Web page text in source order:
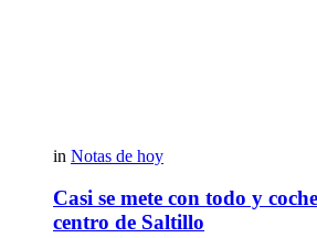
in Notas de hoy
Casi se mete con todo y
centro de Saltillo